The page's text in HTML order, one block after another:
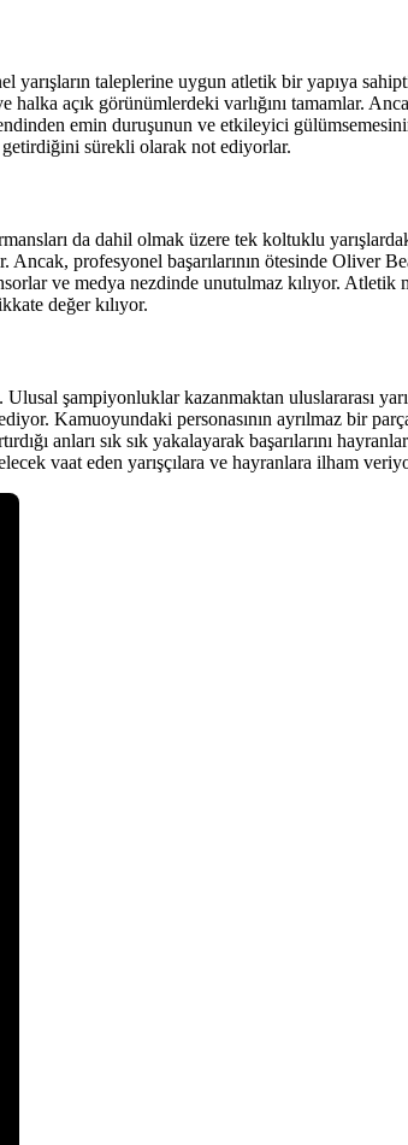
taleplerine uygun atletik bir yapıya
halka açık görünümlerdeki varlığını tamamlar.
emin duruşunun ve etkileyici
sürekli olarak not ediyorlar.
da dahil olmak üzere tek koltuklu
Ancak, profesyonel başarılarının ötesinde
ve medya nezdinde unutulmaz kılıyor.
değer kılıyor.
şampiyonluklar kazanmaktan uluslararası
Kamuoyundaki personasının ayrılmaz bir
anları sık sık yakalayarak başarılarını
vaat eden yarışçılara ve hayranlara ilham